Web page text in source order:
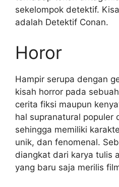
sekelompok detektif.
adalah Detektif Conan.
Horor
Hampir serupa dengan
kisah horror pada
cerita fiksi maupun
hal supranatural populer
sehingga memiliki
unik, dan fenomenal.
diangkat dari karya tulis
yang baru saja merilis film